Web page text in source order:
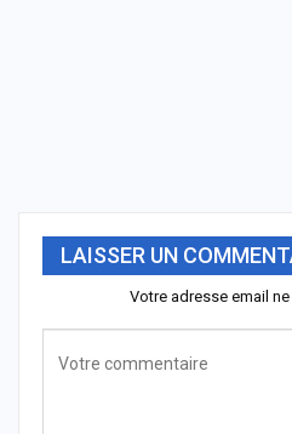
LAISSER UN
Votre adresse email